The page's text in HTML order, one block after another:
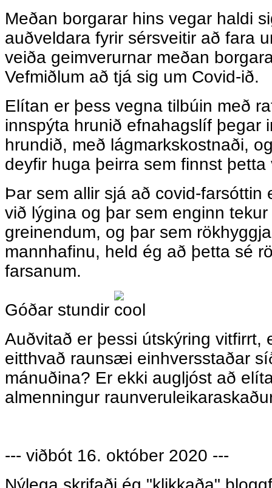
Meðan borgarar hins vegar haldi
auðveldara fyrir sérsveitir að fara
veiða geimverurnar meðan
Vefmiðlum að tjá sig um Covid-ið.
Elítan er þess vegna tilbúin með
innspýta hrunið efnahagslíf þegar
hrundið, með lágmarkskostnaði,
deyfir huga þeirra sem finnst
Þar sem allir sjá að covid-
við lýgina og þar sem enginn
greinendum, og þar sem
mannhafinu, held ég að þetta sé
farsanum.
Góðar stundir
Auðvitað er þessi útskýring vitfirrt,
eitthvað raunsæi einhversstaðar
mánuðina? Er ekki augljóst að
almenningur
--- viðbót 16. október 2020 ---